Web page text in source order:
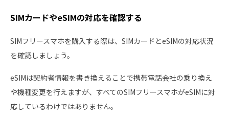
SIMカードやeSIMの対応を確認する
SIMフリースマホを購入する際は、SIMカードとeSIMの対応状況
を確認しましょう。
eSIMは契約者情報を書き換えることで携帯電話会社の乗り換え
や機種変更を行えますが、すべてのSIMフリースマホがeSIMに対
応しているわけではありません。